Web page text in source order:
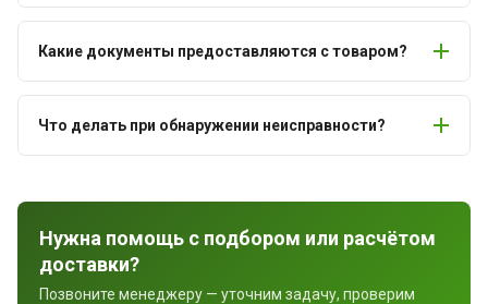
Какие документы предоставляются с товаром?
Что делать при обнаружении неисправности?
Нужна помощь с подбором или расчётом
доставки?
Позвоните менеджеру — уточним задачу, проверим